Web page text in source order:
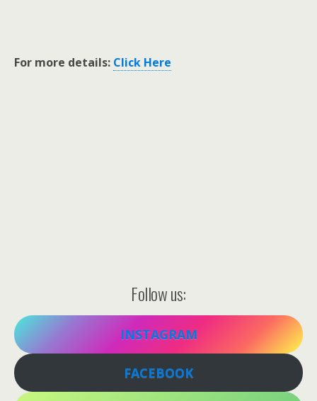
For more details: Click Here
Follow us:
INSTAGRAM
FACEBOOK